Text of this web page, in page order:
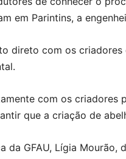
em Parintins, a
direto com os
com os
que a criação de
da GFAU, Lígia